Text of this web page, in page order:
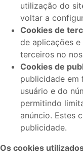
utilização do
voltar a
Cookies de
de aplicações
terceiros no
Cookies de
publicidade em
usuário e do
permitindo
anúncio. Estes
publicidade.
Os cookies